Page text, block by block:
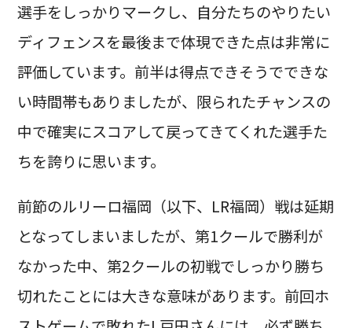
選手をしっかりマークし、自分たちのやりたい
ディフェンスを最後まで体現できた点は非常に
評価しています。前半は得点できそうでできな
い時間帯もありましたが、限られたチャンスの
中で確実にスコアして戻ってきてくれた選手た
ちを誇りに思います。
前節のルリーロ福岡（以下、LR福岡）戦は延期
となってしまいましたが、第1クールで勝利が
なかった中、第2クールの初戦でしっかり勝ち
切れたことには大きな意味があります。前回ホ